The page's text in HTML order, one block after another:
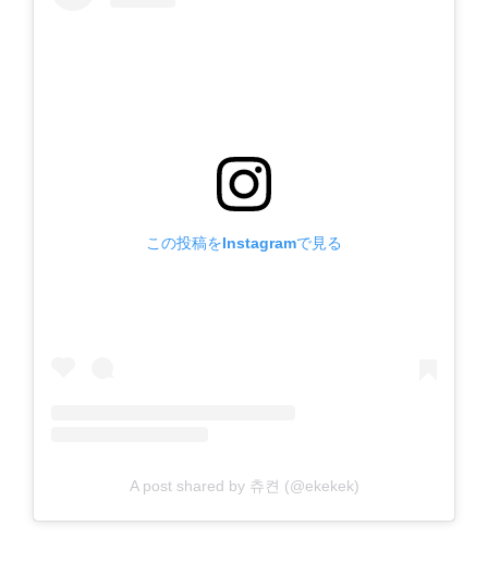
この投稿をInstagramで見る
A post shared by 츄켠 (@ekekek)